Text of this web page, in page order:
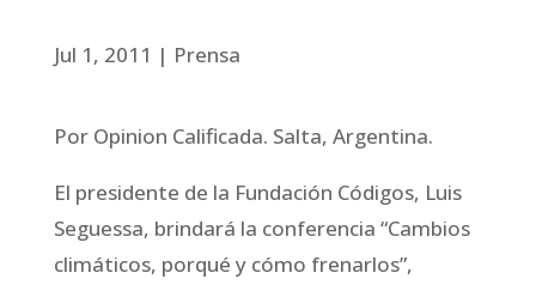
Jul 1, 2011 Prensa
Por Opinion Calificada. Salta, Argentina.
El presidente de la Fundación Códigos, Luis
Seguessa, brindará la conferencia “Cambios
climáticos, porqué y cómo frenarlos”,